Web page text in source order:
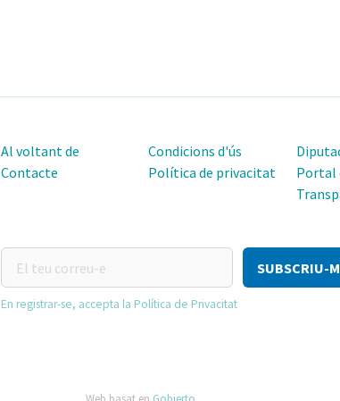
Al voltant de
Contacte
Condicions d'ús
Política de privacitat
Portal
teu
correu-
En registrar-se, accepta la Política de Privacitat